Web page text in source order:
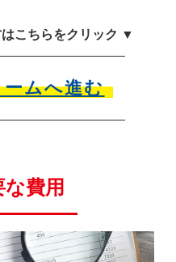
こちらをクリック ▼
ムへ進む
費用